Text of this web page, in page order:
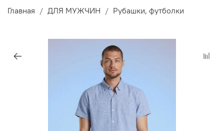
Главная ДЛЯ МУЖЧИН Рубашки, футболки